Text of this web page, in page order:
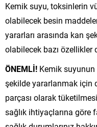
Kemik suyu, toksinlerin
olabilecek besin
yararları arasında kan
olabilecek bazı özellikler
ÖNEMLİ! Kemik
şekilde yararlanmak için
parçası olarak
sağlık ihtiyaçlarına göre